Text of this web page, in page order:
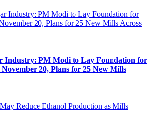
Industry: PM Modi to Lay Foundation for
20, Plans for 25 New Mills